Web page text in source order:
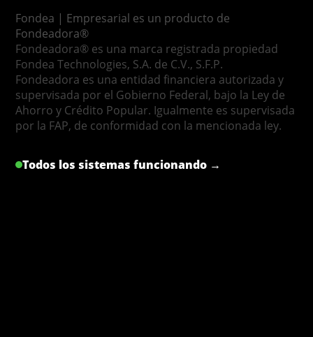
Fondea | Empresarial es un producto de
Fondeadora®
Fondeadora® es una marca registrada propiedad
Fondea Technologies, S.A. de C.V., S.F.P.
Fondeadora es una entidad financiera autorizada y
supervisada por el Gobierno Federal, bajo la Ley de
Ahorro y Crédito Popular. Igualmente es supervisada
por la FAP, de conformidad con la mencionada ley.
Todos los sistemas funcionando →